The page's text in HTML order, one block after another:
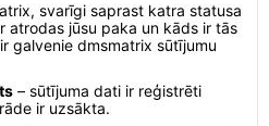
svarīgi saprast katra statusa
atrodas jūsu paka un kāds ir tās
galvenie dmsmatrix sūtījumu
– sūtījuma dati ir reģistrēti
ir uzsākta.